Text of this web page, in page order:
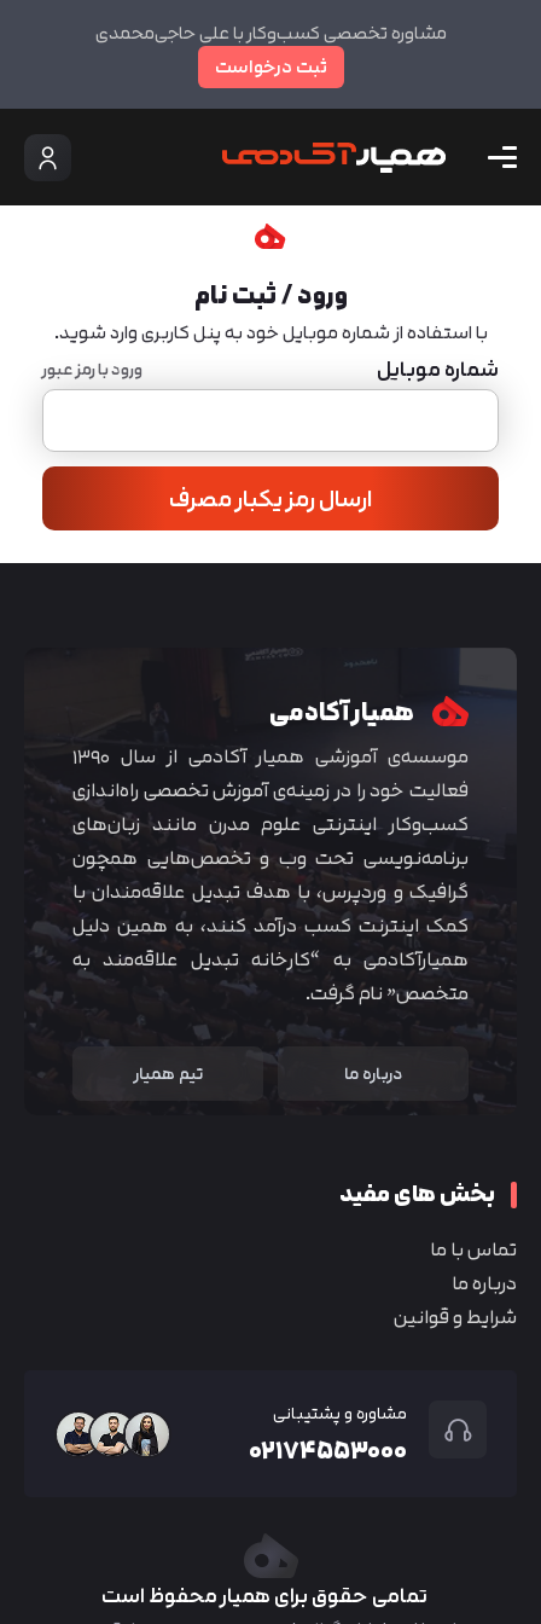
مشاوره تخصصی کسب‌وکار با علی حاجی‌محمدی
ثبت درخواست
ورود / ثبت نام
با استفاده از شماره موبایل خود به پنل کاربری وارد شوید.
شماره موبایل ورود با رمز عبور
ارسال رمز یکبار مصرف
همیار آکادمی
موسسه‌ی آموزشی همیار آکادمی از سال ۱۳۹۰
فعالیت خود را در زمینه‌ی آموزش تخصصی راه‌اندازی
کسب‌و‌کار اینترنتی علوم مدرن مانند زبان‌های
برنامه‌نویسی تحت وب و تخصص‌هایی همچون
گرافیک و وردپرس، با هدف تبدیل علاقه‌مندان با
کمک اینترنت کسب درآمد کنند، به همین دلیل
همیارآکادمی به “کارخانه تبدیل علاقه‌مند به
متخصص” نام گرفت.
درباره ما تیم همیار
بخش های مفید
تماس با ما
درباره ما
شرایط و قوانین
مشاوره و پشتیبانی
۰۲۱۷۴۵۵۳۰۰۰
تمامی حقوق برای همیار محفوظ است
متوجه شدم